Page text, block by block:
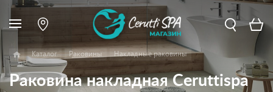
Каталог Раковины Накладные раковины
Раковина накладная Ceruttispa